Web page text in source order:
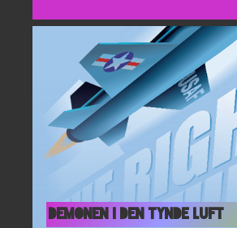
Demonen i den tynde luft